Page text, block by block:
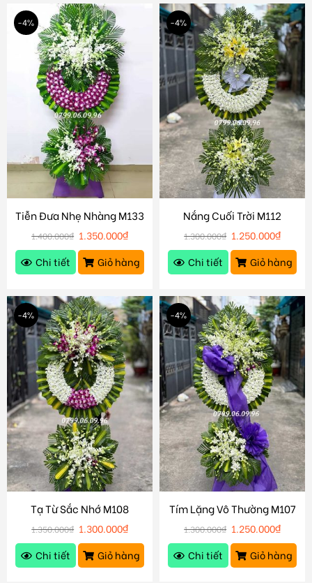
-4%
Tiễn Đưa Nhẹ Nhàng M133
1.400.000₫ 1.350.000₫
Chi tiết
Giỏ hàng
-4%
Nắng Cuối Trời M112
1.300.000₫ 1.250.000₫
Chi tiết
Giỏ hàng
-4%
Tạ Từ Sắc Nhớ M108
1.350.000₫ 1.300.000₫
Chi tiết
Giỏ hàng
-4%
Tím Lặng Vô Thường M107
1.300.000₫ 1.250.000₫
Chi tiết
Giỏ hàng